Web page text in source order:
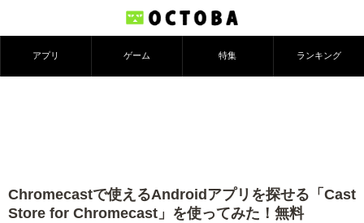
アプリ ゲーム 特集 ランキング
Chromecastで使えるAndroidアプリを探せる「Cast
Store for Chromecast」を使ってみた！無料